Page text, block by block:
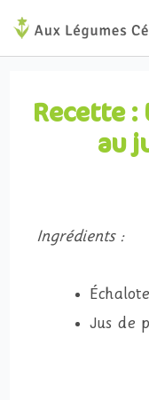
Aller
Recette
au
Ingrédients :
Échalote
Jus de